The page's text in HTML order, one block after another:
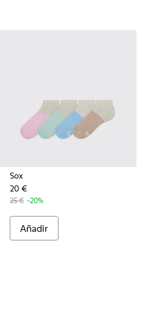
Sox
20 €
25 € -20%
Añadir